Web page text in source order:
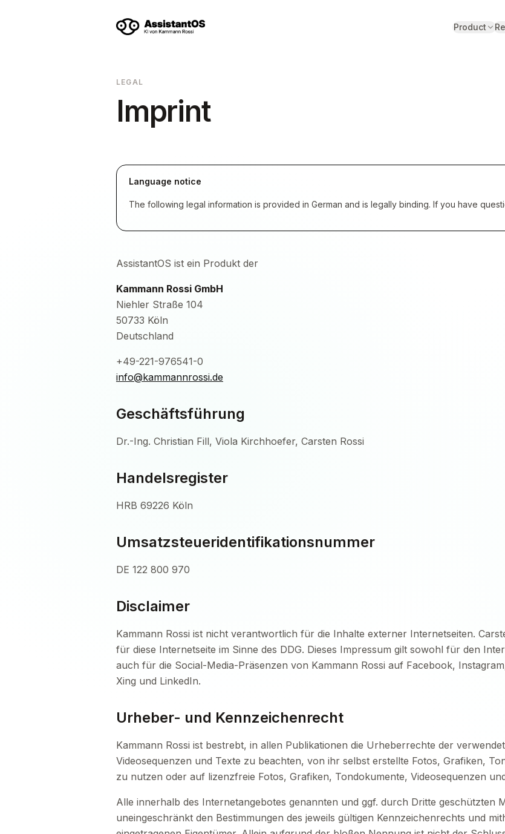
Product
LEGAL
Imprint
Language notice
The following legal information is provided in German and is legally binding. If you have
AssistantOS ist ein Produkt der
Kammann Rossi GmbH
Niehler Straße 104
50733 Köln
Deutschland
+49-221-976541-0
info@kammannrossi.de
Geschäftsführung
Dr.-Ing. Christian Fill, Viola Kirchhoefer, Carsten Rossi
Handelsregister
HRB 69226 Köln
Umsatzsteuer­identifikationsnummer
DE 122 800 970
Disclaimer
Kammann Rossi ist nicht verantwortlich für die Inhalte externer Internetseiten.
für diese Internetseite im Sinne des DDG. Dieses Impressum gilt sowohl für den
auch für die Social-Media-Präsenzen von Kammann Rossi auf Facebook,
Xing und LinkedIn.
Urheber- und Kennzeichenrecht
Kammann Rossi ist bestrebt, in allen Publikationen die Urheberrechte der
Videosequenzen und Texte zu beachten, von ihr selbst erstellte Fotos, Grafiken,
zu nutzen oder auf lizenzfreie Fotos, Grafiken, Tondokumente, Videosequenzen
Alle innerhalb des Internetangebotes genannten und ggf. durch Dritte geschützten
uneingeschränkt den Bestimmungen des jeweils gültigen Kennzeichenrechts und